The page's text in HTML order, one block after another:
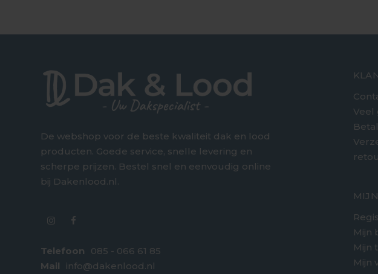
De webshop voor de beste kwaliteit dak en lood
producten. Goede service, snelle levering en
scherpe prijzen. Bestel snel en eenvoudig online
bij Dakenlood.nl.
Telefoon
085 - 066 61 85
Mail
info@dakenlood.nl
Veel
Mijn
Mijn
Mijn